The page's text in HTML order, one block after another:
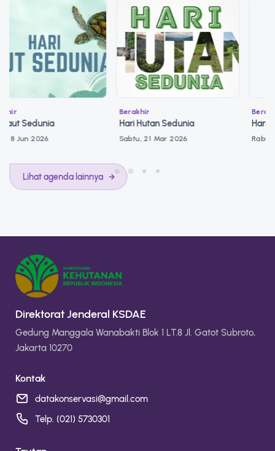
Hari Hutan Sedunia
Sabtu, 21 Mar 2026
Hari Bumi Sedunia
Rabu, 22 Apr 2026
Lihat agenda lainnya
Direktorat Jenderal KSDAE
Gedung Manggala Wanabakti Blok 1 LT.8 Jl. Gatot Subroto,
Jakarta 10270
Kontak
datakonservasi@gmail.com
Telp. (021) 5730301